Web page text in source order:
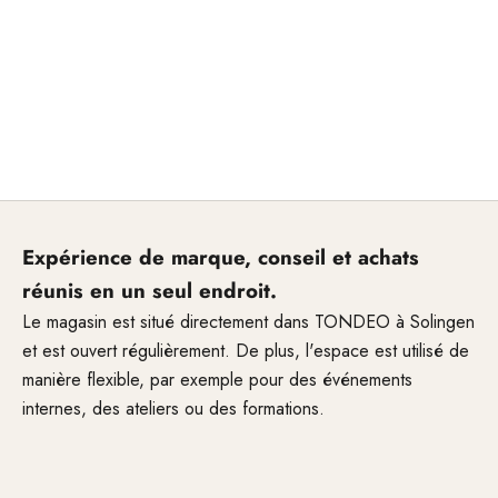
Expérience de marque, conseil et achats
réunis en un seul endroit.
Le magasin est situé directement dans TONDEO à Solingen
et est ouvert régulièrement. De plus, l'espace est utilisé de
manière flexible, par exemple pour des événements
internes, des ateliers ou des formations.